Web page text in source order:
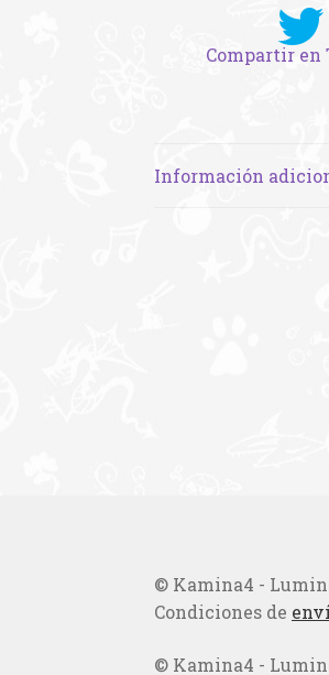
Compartir
Información
© Kamina4 -
Condiciones de
© Kamina4 -